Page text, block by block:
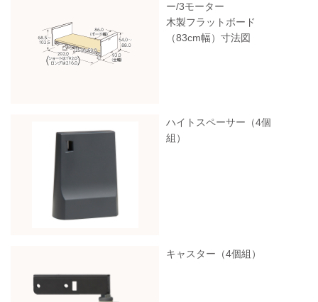
ー/3モーター
木製フラットボード
（83cm幅）寸法図
ハイトスペーサー（4個
組）
キャスター（4個組）